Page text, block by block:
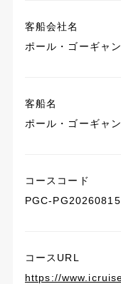
客船会社名
ポール・ゴーギャ
客船名
ポール・ゴーギャン
コースコード
PGC-
コースURL
https://